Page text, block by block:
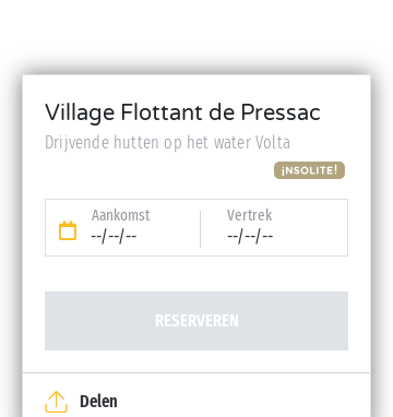
Village Flottant de Pressac
Drijvende hutten op het water Volta
Aankomst
--/--/--
Vertrek
--/--/--
RESERVEREN
Delen